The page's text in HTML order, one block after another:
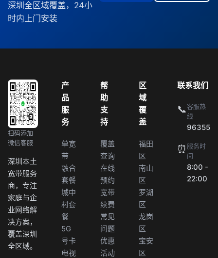
深圳全区域覆盖，24小
时内上门安装
扫码添加
微信客服
深圳本土
宽带服务
商，专注
家庭与企
业网络解
决方案，
覆盖深圳
全区域。
产
品
服
务
单宽
带
融合
套餐
城中
村套
餐
5G
号卡
电视
帮
助
支
持
覆盖
查询
在线
预约
宽带
续费
常见
问题
优惠
活动
区
域
覆
盖
福田
区
南山
区
罗湖
区
龙岗
区
宝安
区
联系我们
📞客服热
线
96355
⏰ 服务时
间
8:00 -
22:00